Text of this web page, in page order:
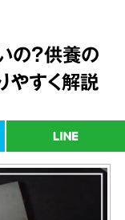
の？供養の
やすく解説